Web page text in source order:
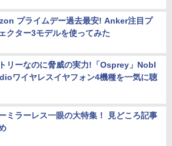
プライムデー過去最安! Anker注目プ
クター3モデルを使ってみた
リーなのに脅威の実力!「Osprey」Nobl
ワイヤレスイヤフォン4機種を一気に聴
ミラーレス一眼の大特集！ 見どころ記事